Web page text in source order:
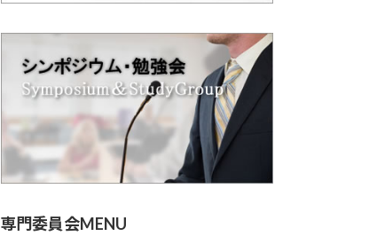
専門委員会MENU